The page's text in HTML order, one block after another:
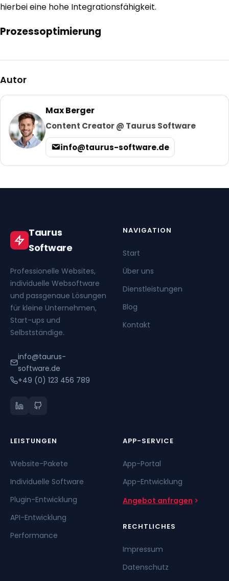
hierbei eine hohe Integrationsfähigkeit.
Prozessoptimierung
Autor
Max Berger
Content Creator @ Taurus Software
info@taurus-software.de
Taurus
Software
Professionelle Websites,
individuelle Websoftware
und passgenaue Lösungen
für kleine Unternehmen,
Start-ups und
Selbstständige.
info@taurus-
software.de
+49 (0) 123 456 789
NAVIGATION
Start
Über uns
Dienstleistungen
Blog
Kontakt
LEISTUNGEN
Website-Pakete
Individuelle Software
Plugin-Entwicklung
API-Entwicklung
Performance
APP-SERVICE
App-Portal
App-Entwicklung
Angebot anfragen
RECHTLICHES
Impressum
Datenschutz